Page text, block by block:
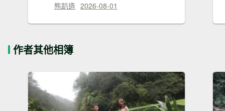
熊趴造 2026-08-01
作者其他相簿